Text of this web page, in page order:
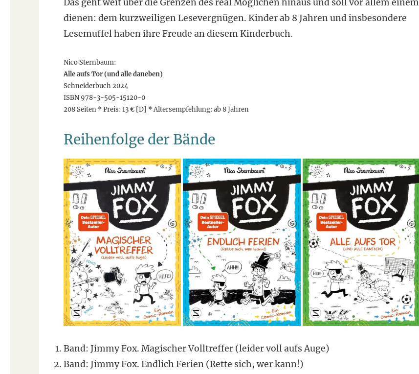
Das geht weit über die Grenzen des real Möglichen hinaus und soll vor allem einem
dienen: dem kurzweiligen Lesevergnügen. Kinder ab 8 Jahren und insbesondere
Lesemuffel haben ihre Freude an diesem Kinderbuch.
Nico Sternbaum:
Alle aufs Tor (und alle daneben)
Schneiderbuch 2024
ISBN 978-3-505-15120-0
208 Seiten * Preis: 13 € [D] * Altersempfehlung: ab 8 Jahren
Reihenfolge der Bände
Band: Jimmy Fox. Magischer Volltreffer (leider voll aufs Auge)
Band: Jimmy Fox. Endlich Ferien (Rette sich, wer kann!)